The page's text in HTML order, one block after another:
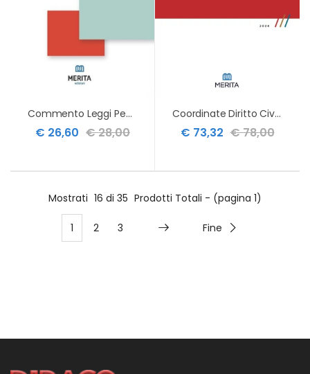
Commento Leggi Penali Informatiche
€ 26,60 € 28,00
Coordinate Diritto Civile 2024
€ 73,32 € 78,00
Mostrati 16 di 35 Prodotti Totali - (pagina 1)
1 2 3 Fine